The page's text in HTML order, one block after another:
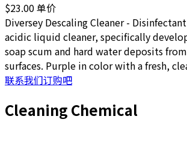
$23.00单价
Diversey Descaling Cleaner -
acidic liquid cleaner, specifically
soap scum and hard water deposits
surfaces. Purple in color with a fresh,
联系我们订购吧
Cleaning Chemical